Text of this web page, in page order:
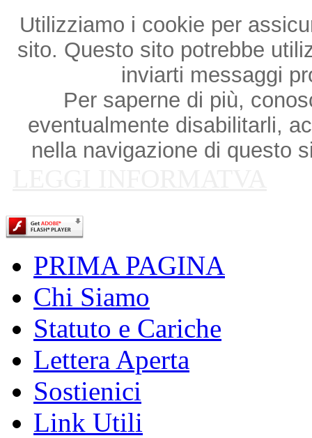
Utilizziamo i cookie per
sito. Questo sito potrebbe
inviarti messaggi
Per saperne di più,
eventualmente disabilitarli,
nella navigazione di questo
PRIMA PAGINA
Chi Siamo
Statuto e Cariche
Lettera Aperta
Sostienici
Link Utili